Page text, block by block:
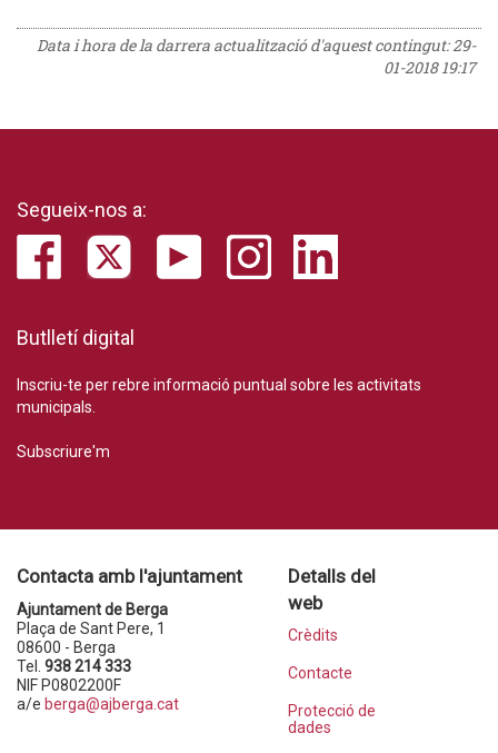
Data i hora de la darrera actualització d'aquest contingut:29-
01-2018 19:17
Segueix-nos a:
Butlletí digital
Inscriu-te per rebre informació puntual sobre les activitats
municipals.
Subscriure'm
Contacta amb l'ajuntament
Ajuntament de Berga
Plaça de Sant Pere, 1
08600 - Berga
Tel. 938 214 333
NIF P0802200F
a/e berga@ajberga.cat
Detalls del
web
Crèdits
Contacte
Protecció de
dades